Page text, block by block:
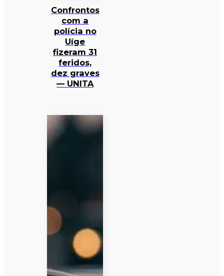
Confrontos
com a
polícia no
Uíge
fizeram 31
feridos,
dez graves
— UNITA